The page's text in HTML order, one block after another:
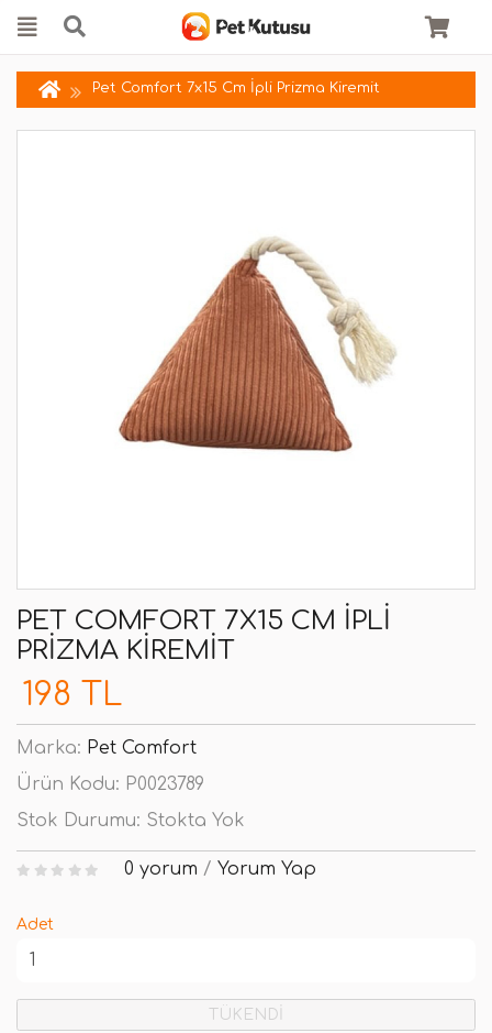
Pet Comfort 7x15 Cm İpli Prizma Kiremit
PET COMFORT 7X15 CM İPLI
PRIZMA KIREMIT
198 TL
Marka: Pet Comfort
Ürün Kodu: P0023789
Stok Durumu: Stokta Yok
0 yorum / Yorum Yap
Adet
TÜKENDİ